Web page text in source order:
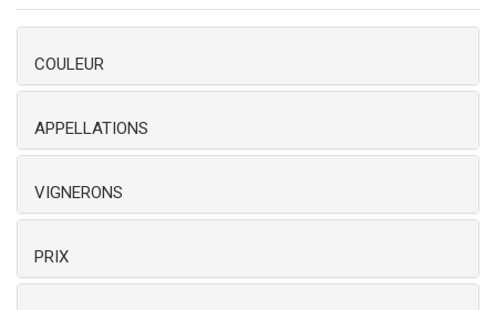
COULEUR
APPELLATIONS
VIGNERONS
PRIX